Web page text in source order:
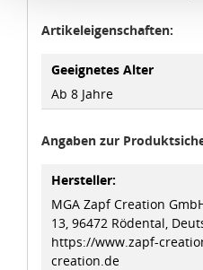
Verbindung mit
dass die
Verarbeitung von Daten in
Sie können die Cookie-
idee+spiel Betriebs-GmbH
Datenschutzbestimmungen
Artikeleigenschaften:
Geeignetes Alter
Ab 8 Jahre
Angaben zur
Hersteller:
MGA Zapf Creation
13, 96472 Rödental,
https://www.zapf-
creation.de